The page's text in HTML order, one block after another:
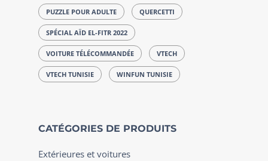
PUZZLE POUR ADULTE QUERCETTI
SPÉCIAL AÏD EL-FITR 2022
VOITURE TÉLÉCOMMANDÉE VTECH
VTECH TUNISIE WINFUN TUNISIE
CATÉGORIES DE PRODUITS
Extérieures et voitures